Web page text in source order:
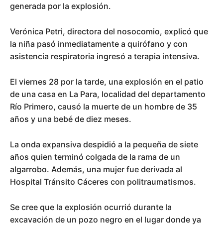
generada por la explosión.
Verónica Petri, directora del nosocomio, explicó que
la niña pasó inmediatamente a quirófano y con
asistencia respiratoria ingresó a terapia intensiva.
El viernes 28 por la tarde, una explosión en el patio
de una casa en La Para, localidad del departamento
Río Primero, causó la muerte de un hombre de 35
años y una bebé de diez meses.
La onda expansiva despidió a la pequeña de siete
años quien terminó colgada de la rama de un
algarrobo. Además, una mujer fue derivada al
Hospital Tránsito Cáceres con politraumatismos.
Se cree que la explosión ocurrió durante la
excavación de un pozo negro en el lugar donde ya